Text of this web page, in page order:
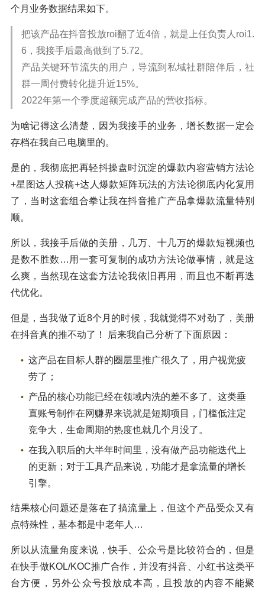
个月业务数据结果如下。
把该产品在抖音投放roi翻了近4倍，就是上任负责人roi1.
6，我接手后最高做到了5.72。
产品关键环节流失的用户，导流到私域社群陪伴后，社
群一周付费转化提升近15%。
2022年第一个季度超额完成产品的营收指标。
为啥记得这么清楚，因为我接手的业务，增长数据一定会
存档在我自己电脑里的。
是的，我彻底把再轻抖操盘时沉淀的爆款内容营销方法论
+星图达人投稿+达人爆款矩阵玩法的方法论彻底内化复用
了，当时这套组合拳让我在抖音推广产品拿爆款流量特别
顺。
所以，我接手后做的美册，几万、十几万的爆款短视频也
是数不胜数…用一套可复制的成功方法论做事情，就是这
么爽，当然现在这套方法论我依旧再用，而且也不断再迭
代优化。
但是，当我做了近8个月的时候，我就觉得不对劲了，美册
在抖音真的推不动了！ 后来我自己分析了下面原因：
这产品在目标人群的圈层里推广很久了，用户视觉疲
劳了；
产品的核心功能已经在领域内洗的差不多了。这类垂
直账号制作在网赚界来说就是短期项目，门槛低注定
竞争大，生命周期的热度也就几个月没了。
在我入职后的大半年时间里，没有做产品功能迭代上
的更新；对于工具产品来说，功能才是拿流量的增长
引擎。
结果核心问题还是落在了搞流量上，但这个产品受众又有
点特殊性，基本都是中老年人…
所以从流量角度来说，快手、公众号是比较符合的，但是
在快手做KOL/KOC推广合作，并没有抖音、小红书这类平
台方便，另外公众号投放成本高，且投放的内容不能聚